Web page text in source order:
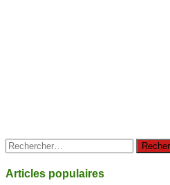
Rechercher :
Articles populaires